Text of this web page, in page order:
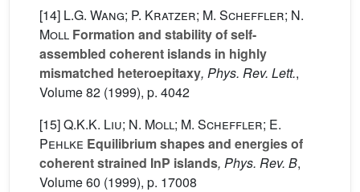
[14] L.G. Wang; P. Kratzer; M. Scheffler; N.
Moll Formation and stability of self-
assembled coherent islands in highly
mismatched heteroepitaxy, Phys. Rev. Lett.,
Volume 82 (1999), p. 4042
[15]Q.K.K. Liu; N. Moll; M. Scheffler; E.
Pehlke Equilibrium shapes and energies of
coherent strained InP islands, Phys. Rev. B,
Volume 60 (1999), p. 17008